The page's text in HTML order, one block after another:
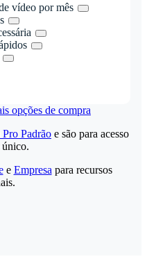
vídeo por mês
opções de compra
Padrão e são para acesso
único.
e Empresa para recursos